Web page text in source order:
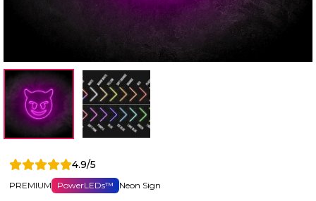
4.9/5
PREMIUM PowerLEDs™ Neon Sign